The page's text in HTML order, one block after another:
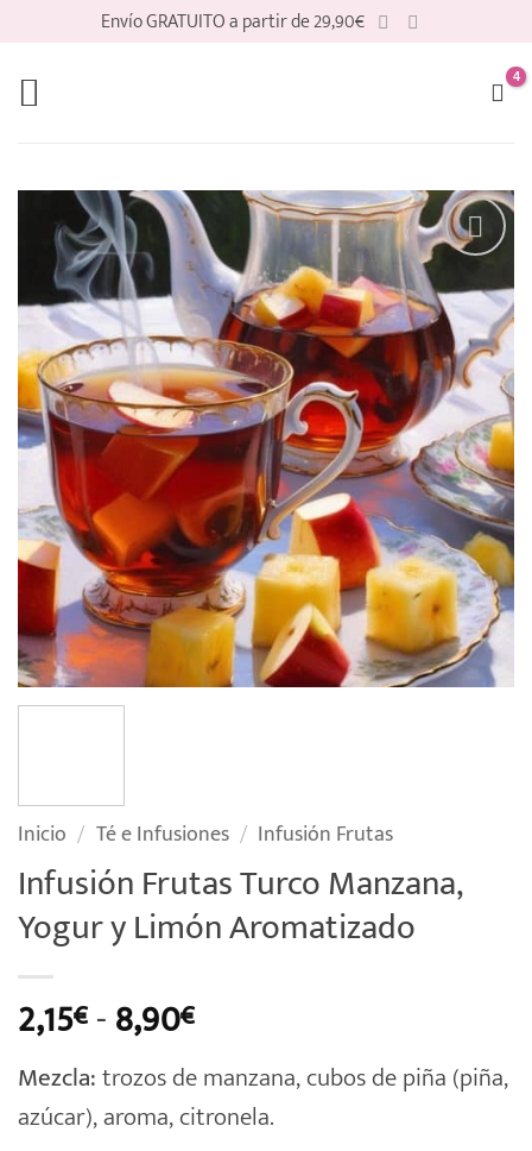
contenido
Envío GRATUITO a partir de 29,90€
Inicio / Té e Infusiones / Infusión Frutas
Infusión Frutas Turco Manzana,
Yogur y Limón Aromatizado
2,15€ -8,90€Rango
precios:
desde
Mezcla:trozos de manzana, cubos de piña (piña,
azúcar), aroma, citronela.